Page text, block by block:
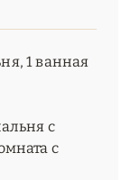
1 ванная
с
с